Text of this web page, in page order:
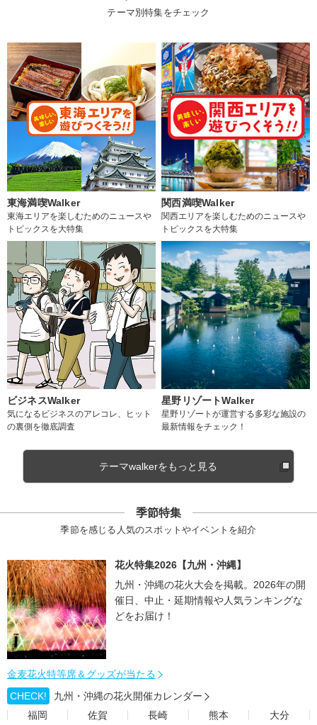
テーマ別特集をチェック
東海満喫Walker
東海エリアを楽しむためのニュースや
トピックスを大特集
関西満喫Walker
関西エリアを楽しむためのニュースや
トピックスを大特集
ビジネスWalker
気になるビジネスのアレコレ、ヒット
の裏側を徹底調査
星野リゾートWalker
星野リゾートが運営する多彩な施設の
最新情報をチェック！
テーマwalkerをもっと見る
季節特集
季節を感じる人気のスポットやイベントを紹介
花火特集2026【九州・沖縄】
九州・沖縄の花火大会を掲載。2026年の開
催日、中止・延期情報や人気ランキングな
どをお届け！
金麦花火特等席＆グッズが当たる
CHECK!
九州・沖縄の花火開催カレンダー
福岡
佐賀 長崎 熊本
大分